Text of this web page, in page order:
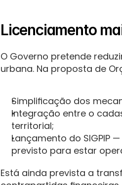
Licenciamento
O Governo pretende
urbana. Na proposta de
Simplificação dos
Integração entre o
territorial;
Lançamento do SIGPIP
previsto para estar
Está ainda prevista a